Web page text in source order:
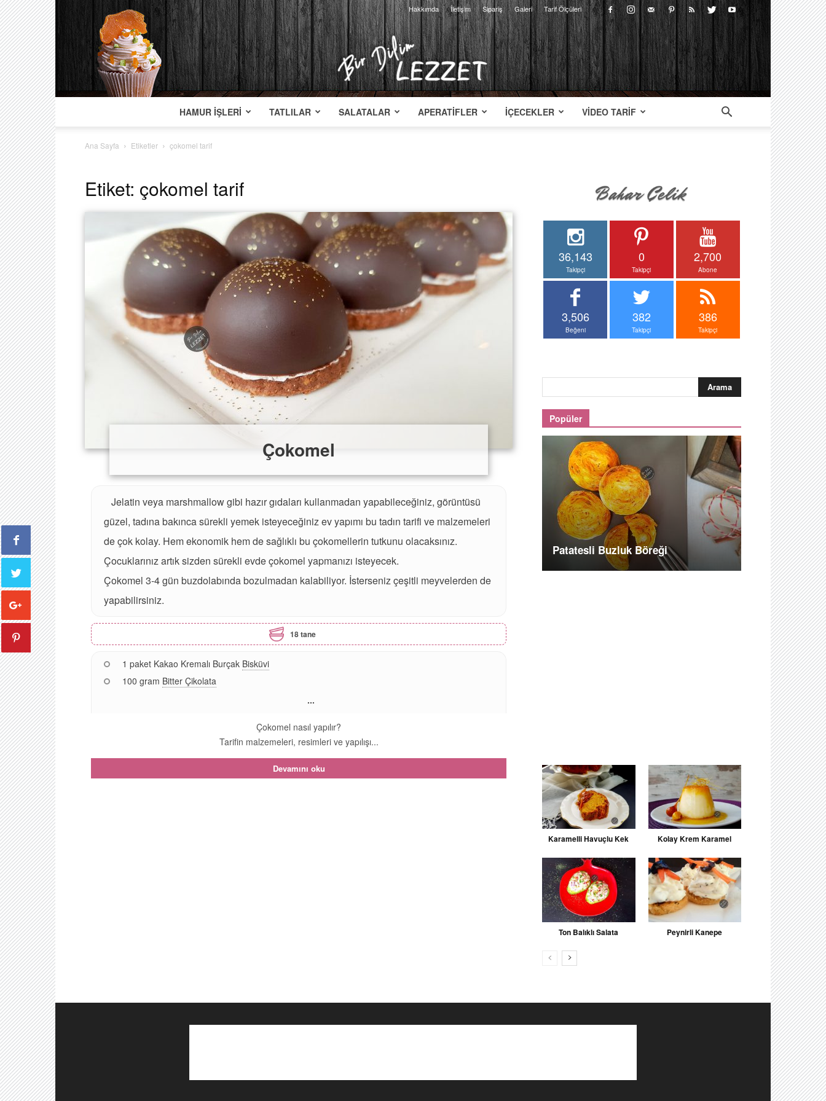
Hakkımda İletişim Sipariş Galeri Tarif Ölçüleri
Lezzet
HAMUR İŞLERI TATLILAR SALATALAR APERATIFLER İÇECEKLER VIDEO TARIF
Ana Sayfa Etiketler çokomel tarif
Etiket: çokomel tarif
Çokomel
Jelatin veya marshmallow gibi hazır gıdaları kullanmadan yapabileceğiniz, görüntüsü
güzel, tadına bakınca sürekli yemek isteyeceğiniz ev yapımı bu tadın tarifi ve malzemeleri
de çok kolay. Hem ekonomik hem de sağlıklı bu çokomellerin tutkunu olacaksınız.
Çocuklarınız artık sizden sürekli evde çokomel yapmanızı isteyecek.
Çokomel 3-4 gün buzdolabında bozulmadan kalabiliyor. İsterseniz çeşitli meyvelerden de
yapabilirsiniz.
18 tane
1 paket Kakao Kremalı Burçak Bisküvi
100 gram Bitter Çikolata
...
Çokomel nasıl yapılır?
Tarifin malzemeleri, resimleri ve yapılışı...
Devamını oku
36,143
Takipçi
0
Takipçi
2,700
Abone
3,506
Beğeni
382
Takipçi
386
Takipçi
Popüler
Patatesli Buzluk Böreği
Karamelli Havuçlu Kek Kolay Krem Karamel
Ton Balıklı Salata Peynirli Kanepe